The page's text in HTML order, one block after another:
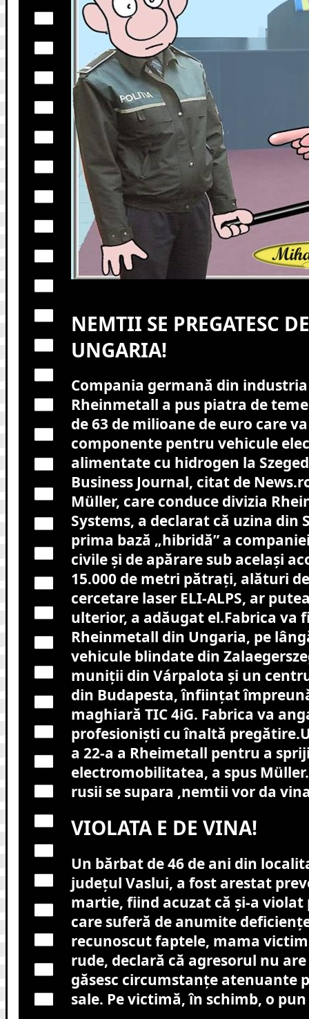
NEMTII SE PREGATESC
UNGARIA!
Compania germană din
Rheinmetall a pus piatra de
de 63 de milioane de euro care
componente pentru vehicule
alimentate cu hidrogen la
Business Journal, citat de
Müller, care conduce divizia
Systems, a declarat că uzina din
prima bază „hibridă” a
civile şi de apărare sub acelaşi
15.000 de metri pătraţi, alături
cercetare laser ELI-ALPS, ar
ulterior, a adăugat el.Fabrica va
Rheinmetall din Ungaria, pe
vehicule blindate din
muniţii din Várpalota şi un
din Budapesta, înfiinţat
maghiară TIC 4iG. Fabrica va
profesionişti cu înaltă
a 22-a a Rheimetall pentru a
electromobilitatea, a spus
rusii se supara ,nemtii vor da
VIOLATA E DE VINA!
Un bărbat de 46 de ani din
județul Vaslui, a fost arestat
martie, fiind acuzat că și-a
care suferă de anumite
recunoscut faptele, mama
rude, declară că agresorul nu
găsesc circumstanțe atenuante
sale. Pe victimă, în schimb, o pun